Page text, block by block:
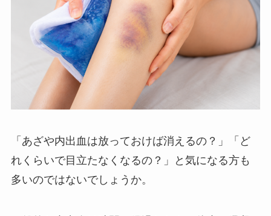
「あざや内出血は放っておけば消えるの？」「ど
れくらいで目立たなくなるの？」と気になる方も
多いのではないでしょうか。